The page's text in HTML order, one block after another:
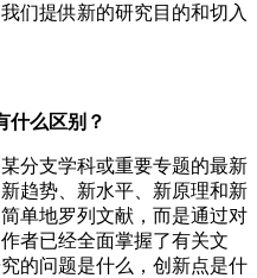
们提供新的研究目的和切入
什么区别？
分支学科或重要专题的最新
趋势、新水平、新原理和新
单地罗列文献，而是通过对
者已经全面掌握了有关文
的问题是什么，创新点是什